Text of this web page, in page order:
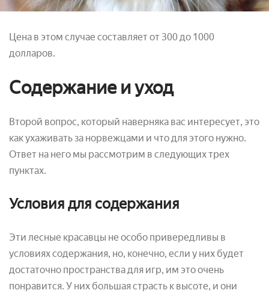
Цена в этом случае составляет от 300 до 1000
долларов.
Содержание и уход
Второй вопрос, который наверняка вас интересует, это
как ухаживать за норвежцами и что для этого нужно.
Ответ на него мы рассмотрим в следующих трех
пунктах.
Условия для содержания
Эти лесные красавцы не особо привередливы в
условиях содержания, но, конечно, если у них будет
достаточно пространства для игр, им это очень
понравится. У них большая страсть к высоте, и они